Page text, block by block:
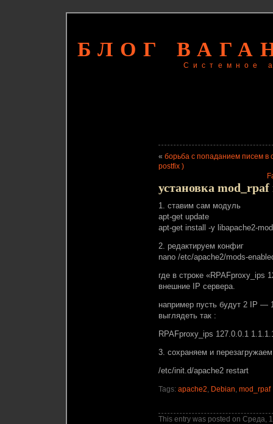
БЛОГ
Системное
« борьба с попаданием писем в
postfix )
установка mod_rpaf
1. ставим сам модуль
apt-get update
apt-get install -y libapache2-
2. редактируем конфиг
nano /etc/apache2/mods-
где в строке «RPAFproxy_ips
внешние IP сервера.
например пусть будут 2 IP —
выглядеть так :
RPAFproxy_ips 127.0.0.1
3. сохраняем и
/etc/init.d/apache2 restart
Tags: apache2, Debian, mod_rpaf
This entry was posted on Среда,